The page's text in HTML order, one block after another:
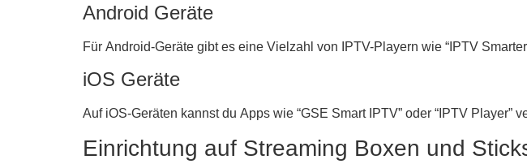
Android Geräte
Für Android-Geräte gibt es eine Vielzahl von IPTV-Playern wie “IPTV
iOS Geräte
Auf iOS-Geräten kannst du Apps wie “GSE Smart IPTV” oder “IPTV
Einrichtung auf Streaming Boxen und